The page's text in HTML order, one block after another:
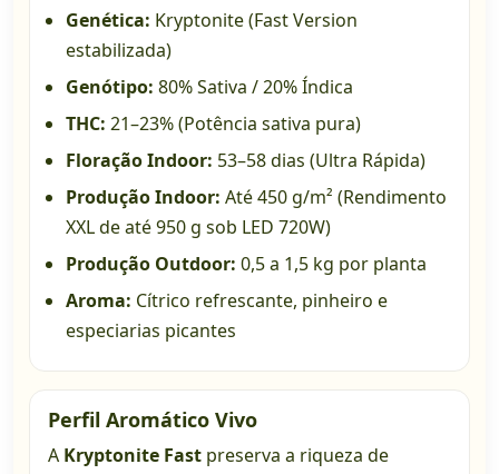
Genética: Kryptonite (Fast Version
estabilizada)
Genótipo: 80% Sativa / 20% Índica
THC: 21–23% (Potência sativa pura)
Floração Indoor: 53–58 dias (Ultra Rápida)
Produção Indoor: Até 450 g/m² (Rendimento
XXL de até 950 g sob LED 720W)
Produção Outdoor: 0,5 a 1,5 kg por planta
Aroma: Cítrico refrescante, pinheiro e
especiarias picantes
Perfil Aromático Vivo
A Kryptonite Fast preserva a riqueza de